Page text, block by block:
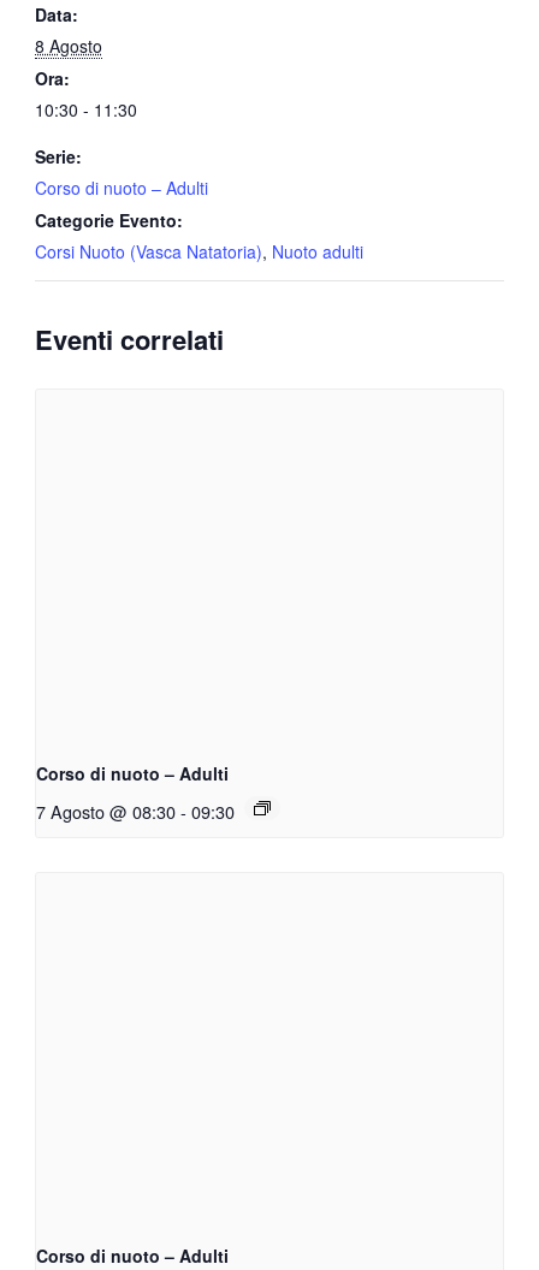
Data:
8 Agosto
Ora:
10:30 - 11:30
Serie:
Corso di nuoto – Adulti
Categorie Evento:
Corsi Nuoto (Vasca Natatoria), Nuoto adulti
Eventi correlati
Corso di nuoto – Adulti
7 Agosto @ 08:30 - 09:30
Corso di nuoto – Adulti